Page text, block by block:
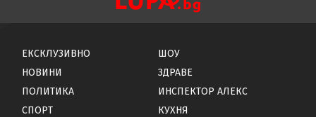
ЕКСКЛУЗИВНО
НОВИНИ
ПОЛИТИКА
СПОРТ
ШОУ
ЗДРАВЕ
ИНСПЕКТОР АЛЕКС
КУХНЯ